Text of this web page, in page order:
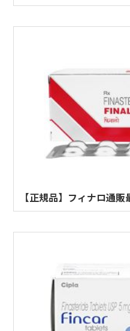
【正規品】フィナロ通